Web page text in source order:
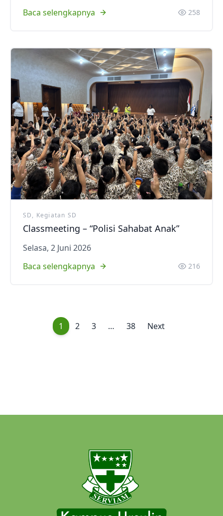
Baca selengkapnya
258
SD, Kegiatan SD
Classmeeting – “Polisi Sahabat Anak”
Selasa, 2 Juni 2026
Baca selengkapnya
216
1 2 3 … 38 Next